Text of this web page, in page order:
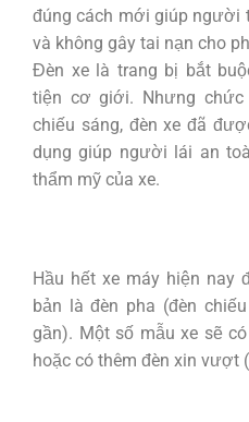
đúng cách mới giúp người
và không gây tai nạn cho
Đèn xe là trang bị bắt
tiện cơ giới. Nhưng
chiếu sáng, đèn xe đã
dụng giúp người lái an
thẩm mỹ của xe.
Hầu hết xe máy hiện nay
bản là đèn pha (đèn
gần). Một số mẫu xe sẽ
hoặc có thêm đèn xin vượt